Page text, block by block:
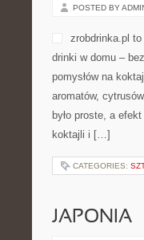
POSTED BY
zrobdrinka.pl
drinki w domu –
pomysłów na
aromatów,
było proste, a
koktajli i […]
CATEGORIES:
JAPONIA